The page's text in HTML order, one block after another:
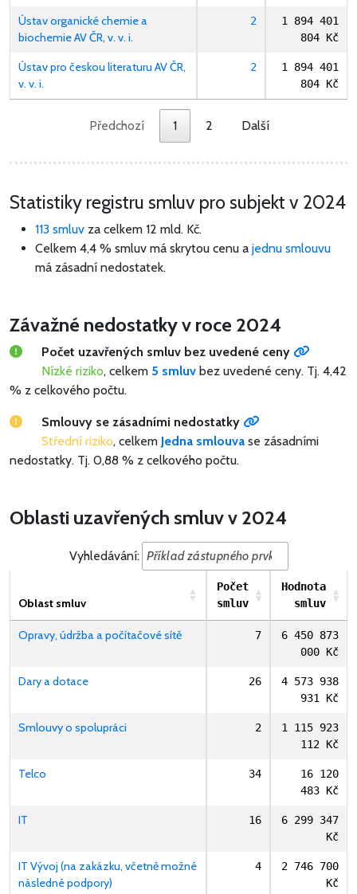
Ústav organické chemie a
biochemie AV ČR, v. v. i.
2
1 894 401
804 Kč
Ústav pro českou literaturu AV ČR,
v. v. i.
2
1 894 401
804 Kč
Předchozí 1 2 Další
Statistiky registru smluv pro subjekt v 2024
113 smluv za celkem 12 mld. Kč.
Celkem 4,4 % smluv má skrytou cenu a jednu smlouvu
má zásadní nedostatek.
Závažné nedostatky v roce 2024
Počet uzavřených smluv bez uvedené ceny
Nízké riziko, celkem 5 smluv bez uvedené ceny. Tj. 4,42
% z celkového počtu.
Smlouvy se zásadními nedostatky
Střední riziko, celkem Jedna smlouva se zásadními
nedostatky. Tj. 0,88 % z celkového počtu.
Oblasti uzavřených smluv v 2024
Vyhledávání:
Oblast smluv
Počet
smluv
Hodnota
smluv
Opravy, údržba a počítačové sítě 7
6 450 873
000 Kč
Dary a dotace 26
4 573 938
931 Kč
Smlouvy o spolupráci 2
1 115 923
112 Kč
Telco 34
16 120
483 Kč
IT 16
6 299 347
Kč
IT Vývoj (na zakázku, včetně možné
následné podpory)
4
2 746 700
Kč